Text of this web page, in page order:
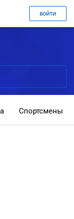
ВОЙТИ
Спортсмены